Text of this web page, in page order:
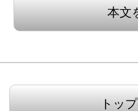
本文
トッ